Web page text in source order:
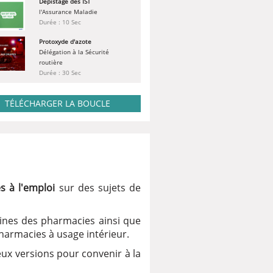
l'Assurance Maladie
Durée : 10 Sec
Protoxyde d'azote
Délégation à la Sécurité
routière
Durée : 30 Sec
Santé publique France
TÉLÉCHARGER LA BOUCLE
à l'emploi sur des sujets de
des pharmacies ainsi que
à usage intérieur.
versions pour convenir à la